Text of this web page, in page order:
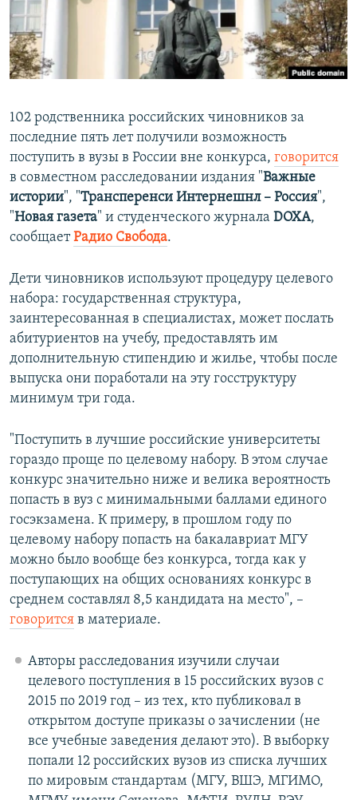
ПОБЕДИТЕЛЕЙ НЕ СУДЯТ?
КРЫМ.НЕПОКОРЕННЫЙ
ELIFBE
ПРИСОЕДИНЯЙТЕСЬ!
Все сайты RFE/RL
102 родственника российских чиновников за
последние пять лет получили возможность
поступить в вузы в России вне конкурса, говорится
в совместном расследовании издания "Важные
истории", "Трансперенси Интернешнл – Россия",
"Новая газета" и студенческого журнала DOXA,
сообщаетРадио Свобода.
Дети чиновников используют процедуру целевого
набора: государственная структура,
заинтересованная в специалистах, может послать
абитуриентов на учебу, предоставлять им
дополнительную стипендию и жилье, чтобы после
выпуска они поработали на эту госструктуру
минимум три года.
"Поступить в лучшие российские университеты
гораздо проще по целевому набору. В этом случае
конкурс значительно ниже и велика вероятность
попасть в вуз с минимальными баллами единого
госэкзамена. К примеру, в прошлом году по
целевому набору попасть на бакалавриат МГУ
можно было вообще без конкурса, тогда как у
поступающих на общих основаниях конкурс в
среднем составлял 8,5 кандидата на место", –
говорится в материале.
Авторы расследования изучили случаи
целевого поступления в 15 российских вузов с
2015 по 2019 год – из тех, кто публиковал в
открытом доступе приказы о зачислении (не
все учебные заведения делают это). В выборку
попали 12 российских вузов из списка лучших
по мировым стандартам (МГУ, ВШЭ, МГИМО,